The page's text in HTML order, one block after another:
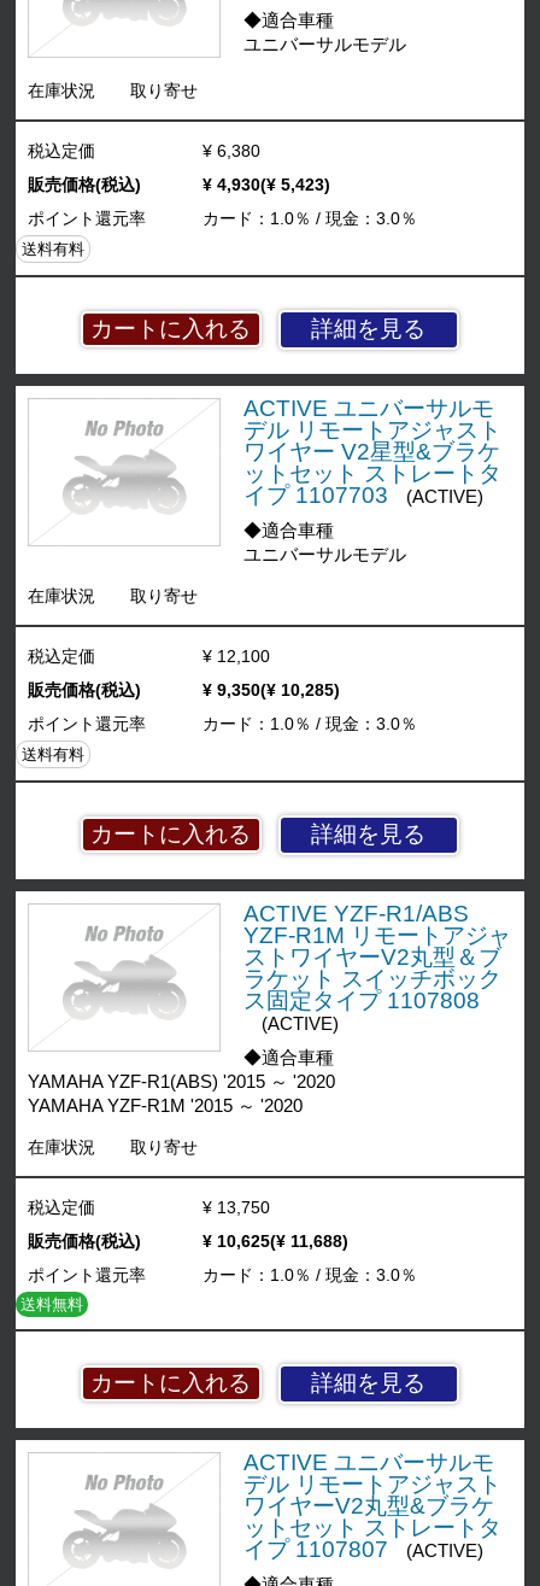
◆適合車種
ユニバーサルモデル
在庫状況 取り寄せ
詳細を見る
税込定価
¥ 6,380
販売価格(税込)
¥ 4,930(¥ 5,423)
ポイント還元率
カード：1.0％ / 現金：3.0％
送料有料
ACTIVE ユニバーサルモ
デル リモートアジャスト
ワイヤー V2星型&ブラケ
ットセット ストレートタ
イプ 1107703
(ACTIVE)
◆適合車種
ユニバーサルモデル
在庫状況 取り寄せ
詳細を見る
税込定価
¥ 12,100
販売価格(税込)
¥ 9,350(¥ 10,285)
ポイント還元率
カード：1.0％ / 現金：3.0％
送料有料
ACTIVE YZF-R1/ABS
YZF-R1M リモートアジャ
ストワイヤーV2丸型＆ブ
ラケット スイッチボック
ス固定タイプ 1107808
(ACTIVE)
◆適合車種
YAMAHA YZF-R1(ABS) '2015 ～ '2020
YAMAHA YZF-R1M '2015 ～ '2020
在庫状況 取り寄せ
詳細を見る
税込定価
¥ 13,750
販売価格(税込)
¥ 10,625(¥ 11,688)
ポイント還元率
カード：1.0％ / 現金：3.0％
送料無料
ACTIVE ユニバーサルモ
デル リモートアジャスト
ワイヤーV2丸型&ブラケ
ットセット ストレートタ
イプ 1107807
(ACTIVE)